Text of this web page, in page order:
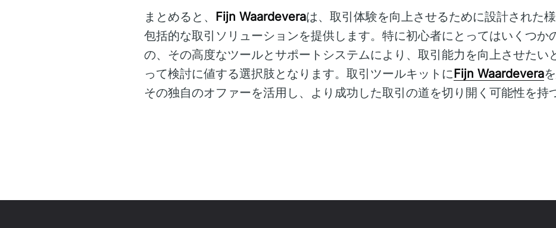
まとめると、 Fijn Waardeveraは、取引体験を向上させるために設計された
包括的な取引ソリューションを提供します。特に初心者にとってはいくつか
の、その高度なツールとサポートシステムにより、取引能力を向上させたい
って検討に値する選択肢となります。取引ツールキットにFijn Waardevera
その独自のオファーを活用し、より成功した取引の道を切り開く可能性を持